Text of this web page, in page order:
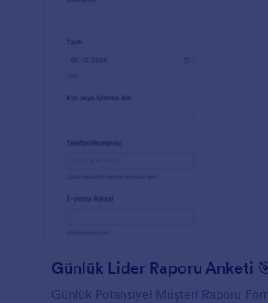
Günlük Lider Raporu Anketi
Günlük Potansiyel Müşteri Raporu